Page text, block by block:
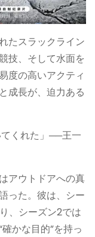
たスラックライン
技、そして水面を
度の高いアクティ
成長が、迫力ある
くれた」──王一
アウトドアへの真
った。彼は、シー
、シーズン2では
かな目的”を持っ